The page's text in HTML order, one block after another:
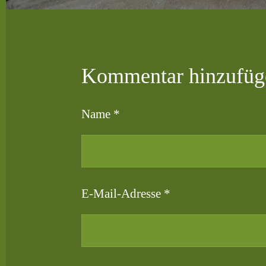
Kommentar
Name *
E-Mail-Adresse *